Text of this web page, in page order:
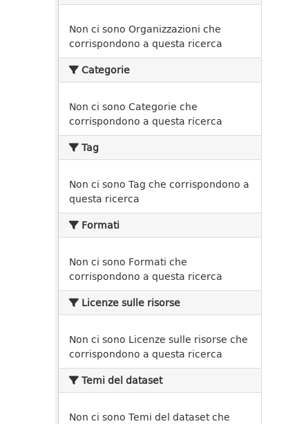
Non ci sono Organizzazioni che
corrispondono a questa ricerca
Categorie
Non ci sono Categorie che
corrispondono a questa ricerca
Tag
Non ci sono Tag che corrispondono a
questa ricerca
Formati
Non ci sono Formati che
corrispondono a questa ricerca
Licenze sulle risorse
Non ci sono Licenze sulle risorse che
corrispondono a questa ricerca
Temi del dataset
Non ci sono Temi del dataset che